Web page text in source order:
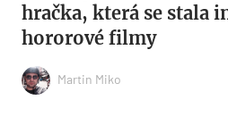
hračka, která se stala
hororové filmy
Martin Miko